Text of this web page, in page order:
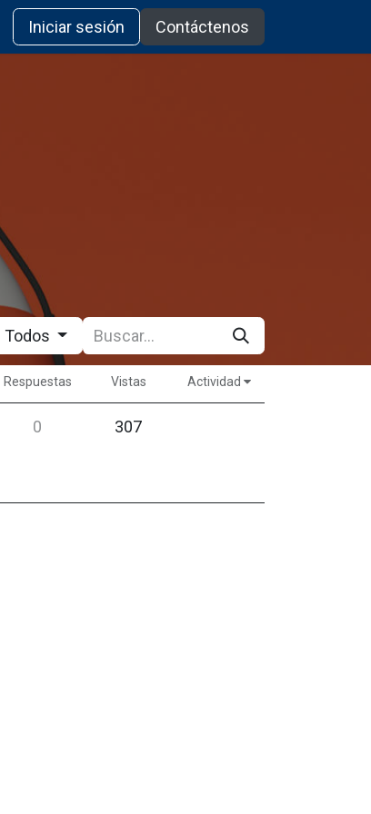
Iniciar sesión Contáctenos
Todos
Respuestas Vistas Actividad
0 307